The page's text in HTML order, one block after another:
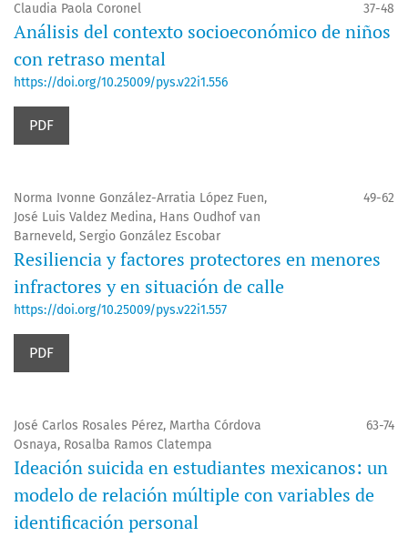
Claudia Paola Coronel 37-48
Análisis del contexto socioeconómico de niños
con retraso mental
https://doi.org/10.25009/pys.v22i1.556
PDF
Norma Ivonne González-Arratia López Fuen,
José Luis Valdez Medina, Hans Oudhof van
Barneveld, Sergio González Escobar
49-62
Resiliencia y factores protectores en menores
infractores y en situación de calle
https://doi.org/10.25009/pys.v22i1.557
PDF
José Carlos Rosales Pérez, Martha Córdova
Osnaya, Rosalba Ramos Clatempa
63-74
Ideación suicida en estudiantes mexicanos: un
modelo de relación múltiple con variables de
identificación personal